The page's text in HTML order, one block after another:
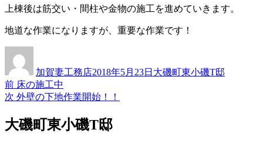
上棟後は筋交い・間柱や金物の施工を進めていきます。
地道な作業になりますが、重要な作業です！
者加賀妻工務店日:
2018年5月23日ゴ
大磯町東小磯T邸
投
稿
ナ
前 過
去
投
稿:
床の施工中
次 次
投
稿:
外壁の下地作業開始！！
大磯町東小磯T邸